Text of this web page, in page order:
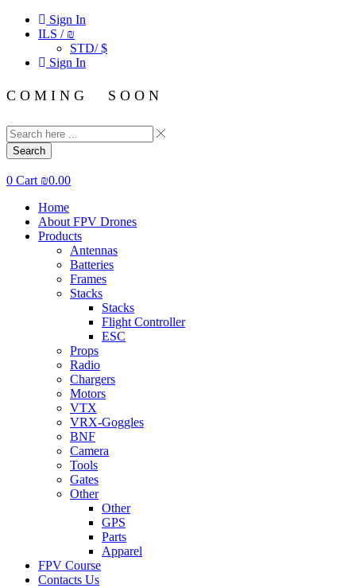
Sign In
ILS / ₪
STD/ $
Sign In
C O M I N G S O O N
Search
0 Cart ₪0.00
Home
About FPV Drones
Products
Antennas
Batteries
Frames
Stacks
Stacks
Flight Controller
ESC
Props
Radio
Chargers
Motors
VTX
VRX-Goggles
BNF
Camera
Tools
Gates
Other
Other
GPS
Parts
Apparel
FPV Course
Contacts Us